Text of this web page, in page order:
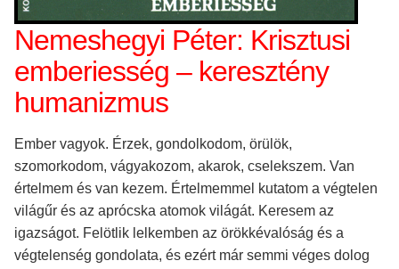
Nemeshegyi Péter: Krisztusi
emberiesség – keresztény
humanizmus
Ember vagyok. Érzek, gondolkodom, örülök,
szomorkodom, vágyakozom, akarok, cselekszem. Van
értelmem és van kezem. Értelmemmel kutatom a végtelen
világűr és az aprócska atomok világát. Keresem az
igazságot. Felötlik lelkemben az örökkévalóság és a
végtelenség gondolata, és ezért már semmi véges dolog